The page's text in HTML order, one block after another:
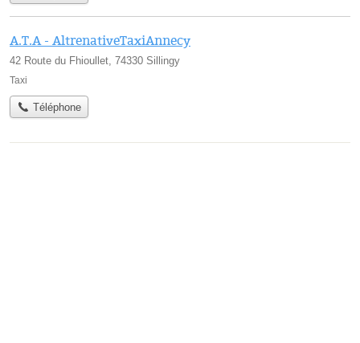
A.T.A - AltrenativeTaxiAnnecy
42 Route du Fhioullet, 74330 Sillingy
Taxi
Téléphone